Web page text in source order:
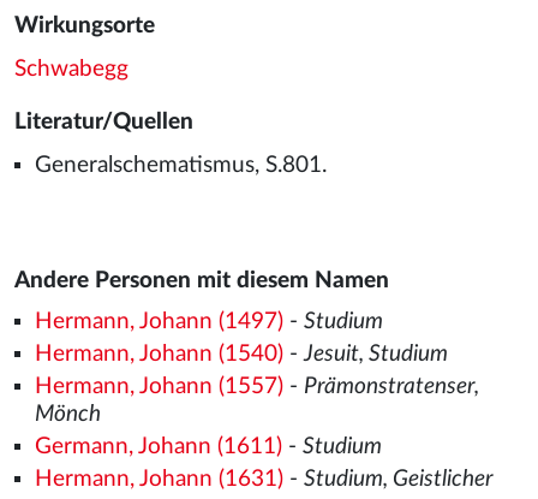
Wirkungsorte
Schwabegg
Literatur/Quellen
Generalschematismus, S.801.
Andere Personen mit diesem Namen
Hermann, Johann (1497)- Studium
Hermann, Johann (1540)-Jesuit, Studium
Hermann, Johann (1557)- Prämonstratenser,
Mönch
Germann, Johann (1611)- Studium
Hermann, Johann (1631)- Studium, Geistlicher